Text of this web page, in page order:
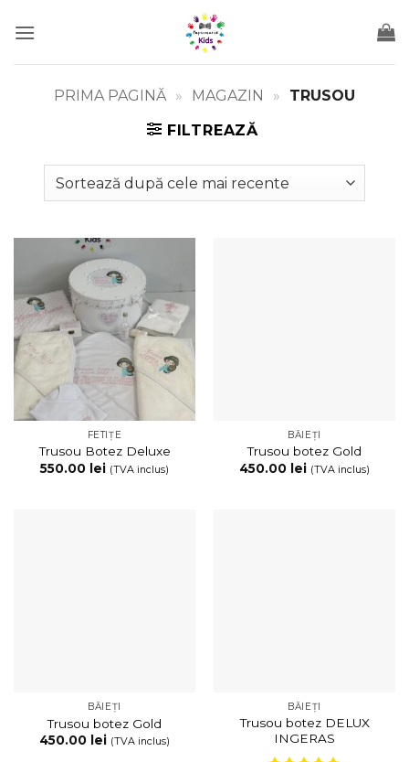
PRIMA PAGINĂ » MAGAZIN »
TRUSOU
FILTREAZĂ
FETIȚE
Trusou Botez Deluxe
550.00
lei (TVA inclus)
BĂIEȚI
Trusou botez Gold
450.00
lei (TVA inclus)
BĂIEȚI
Trusou botez Gold
450.00
lei (TVA inclus)
BĂIEȚI
Trusou botez DELUX
INGERAS